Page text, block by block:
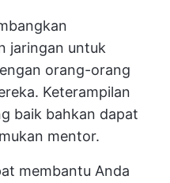
jaringan untuk
orang-orang
Keterampilan
baik bahkan dapat
mentor.
membantu Anda